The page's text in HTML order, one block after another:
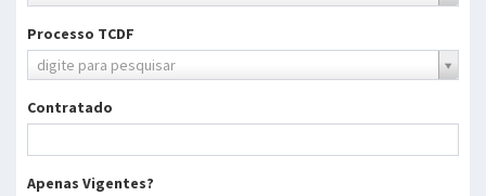
Processo TCDF
digite para pesquisar
Processo
TCDF
Contratado
Apenas Vigentes?